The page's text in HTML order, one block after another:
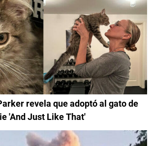
revela que adoptó al gato de
'And Just Like That'